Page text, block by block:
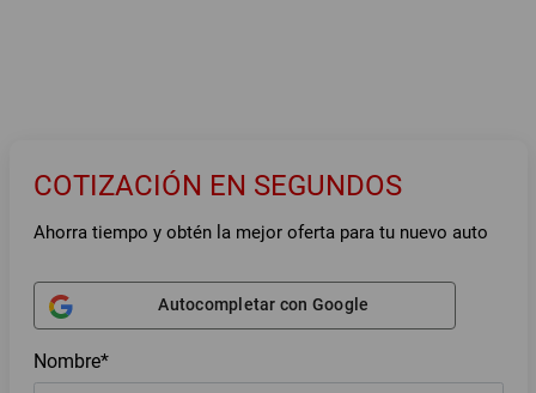
COTIZACIÓN EN SEGUNDOS
Ahorra tiempo y obtén la mejor oferta para tu nuevo auto
Autocompletar con Google
Nombre*